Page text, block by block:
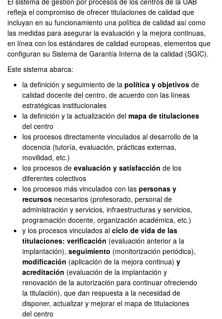
refleja el compromiso de ofrecer titulaciones de calidad que
incluyan en su funcionamiento una política de calidad así como
las medidas para asegurar la evaluación y la mejora continuas,
en línea con los estándares de calidad europeas, elementos que
configuran su Sistema de Garantía Interna de la calidad (SGIC).
Este sistema abarca:
la definición y seguimiento de la política y objetivos de
calidad docente del centro, de acuerdo con las líneas
estratégicas institucionales
la definición y la actualización del mapa de titulaciones
del centro
los procesos directamente vinculados al desarrollo de la
docencia (tutoría, evaluación, prácticas externas,
movilidad, etc.)
los procesos de evaluación y satisfacción de los
diferentes colectivos
los procesos más vinculados con las personas y
recursos necesarios (profesorado, personal de
administración y servicios, infraestructuras y servicios,
programación docente, organización académica, etc.)
y los procesos vinculados al ciclo de vida de las
titulaciones: verificación (evaluación anterior a la
implantación), seguimiento (monitorización periódica),
modificación (aplicación de la mejora continua) y
acreditación (evaluación de la implantación y
renovación de la autorización para continuar ofreciendo
la titulación), que dan respuesta a la necesidad de
disponer, actualizar y mejorar el mapa de titulaciones
del centro